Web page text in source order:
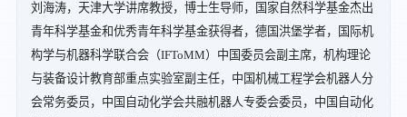
刘海涛，天津大学讲席教授，博士生导师，国家自然科学基金杰出
青年科学基金和优秀青年科学基金获得者，德国洪堡学者，国际机
构学与机器科学联合会（IFToMM）中国委员会副主席，机构理论
与装备设计教育部重点实验室副主任，中国机械工程学会机器人分
会常务委员，中国自动化学会共融机器人专委会委员，中国自动化